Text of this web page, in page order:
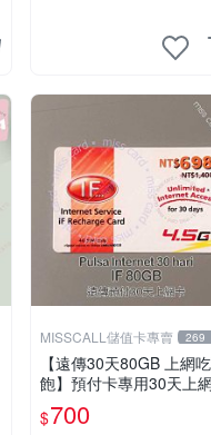
MISSCALL儲值卡專賣 269
【遠傳30天80GB 上網
飽】預付卡專用30天上
充卡/儲值卡．台灣人可儲
Internet ifu．
$700